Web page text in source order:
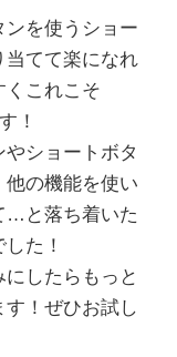
ンを使うショー
当てて楽になれ
くこれこそ
！
ショートボタ
他の機能を使い
…と落ち着いた
た！
したらもっと
！ぜひお試し